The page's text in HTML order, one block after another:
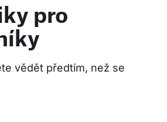
pro
vědět předtím, než se